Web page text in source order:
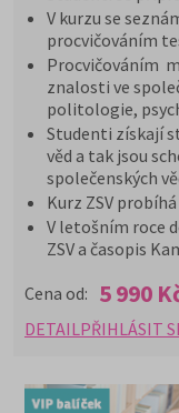
V kurzu se
procvičováním
Procvičováním
znalosti ve
politologie,
Studenti získají
věd a tak jsou
společenských
Kurz ZSV
V letošním roce
ZSV a časopis
Cena od: 5 990
DETAIL PŘIHLÁSIT